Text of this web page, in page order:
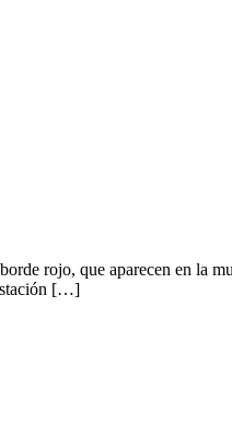
rojo, que aparecen en la
[…]